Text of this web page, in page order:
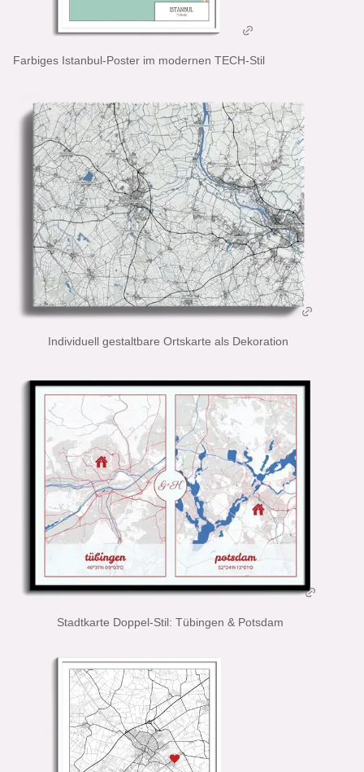
Farbiges Istanbul-Poster im modernen TECH-Stil
Individuell gestaltbare Ortskarte als Dekoration
Stadtkarte Doppel-Stil: Tübingen & Potsdam